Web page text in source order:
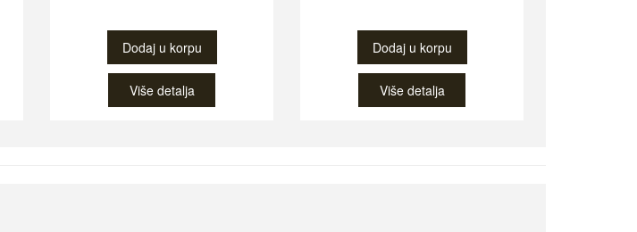
Dodaj u korpu
Više detalja
Dodaj u korpu
Više detalja